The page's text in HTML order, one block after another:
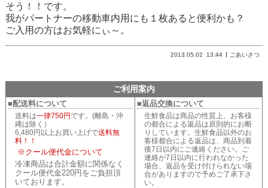
そう！！です。
我がパートナーの移動車内用にも１枚あると便利かも？
ご入用の方はお気軽にぃ～。
2013.05.02 13:44 ごあいさつ
ご利用案内
■配送料について
送料は一律750円です。(離島・沖
縄は除く）
6,480円以上お買い上げで送料無
料！！
※クール便代金について
冷凍商品は合計金額に関係なく
クール便代金220円をご負担頂
いております。
■返品交換について
生鮮食品は商品の性質上、お客様
の都合による返品は原則的にお断
りしています。生鮮食品以外のお
客様都合による返品は、商品到着
後7日以内にご連絡ください。ご
連絡が7日以内に行われなかった
場合、返品を受け付けられない場
合がありますので予めご了承下さ
い。